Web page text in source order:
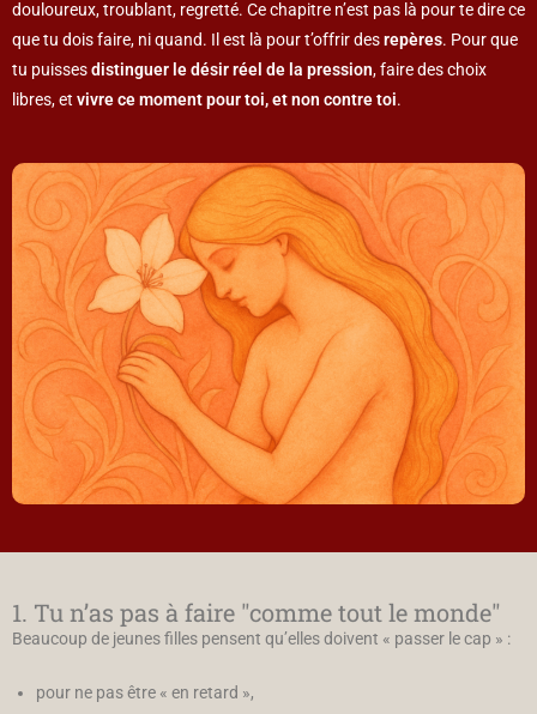
douloureux, troublant, regretté. Ce chapitre n’est pas là pour te dire ce
que tu dois faire, ni quand. Il est là pour t’offrir desrepères. Pour que
tu puissesdistinguer le désir réel de la pression, faire des choix
libres, et vivre ce moment pour toi, et non contre toi.
1. Tu n’as pas à faire "comme tout le monde"
Beaucoup de jeunes filles pensent qu’elles doivent « passer le cap » :
pour ne pas être « en retard »,